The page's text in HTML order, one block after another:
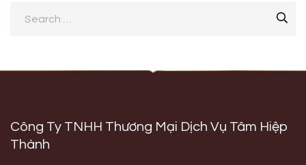
Công Ty TNHH Thương Mại Dịch Vụ Tâm Hiệp
Thành